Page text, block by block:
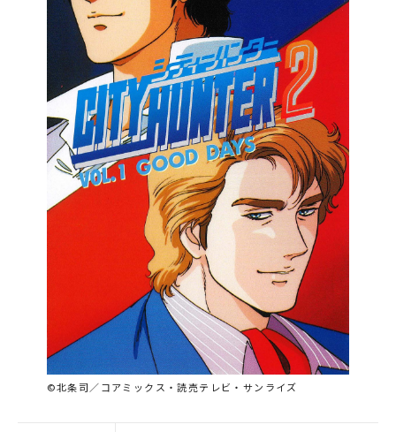
©北条司／コアミックス・読売テレビ・サンライズ